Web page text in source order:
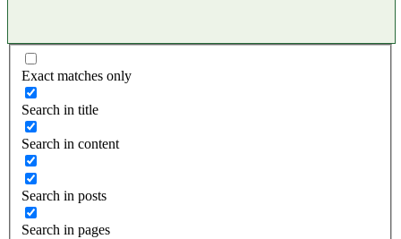
Exact matches only
Search in title
Search in content
Search in posts
Search in pages